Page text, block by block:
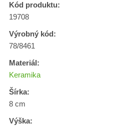
Kód produktu:
19708
Výrobný kód:
78/8461
Materiál:
Keramika
Šírka:
8 cm
Výška: